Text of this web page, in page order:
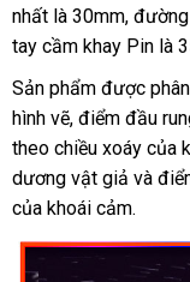
giá
nhất là 30mmmua
hàng
,
tay cầm khay Pin là
Sản phẩm amazon
được
hình vẽcung
cấp
, điểm đầu
theo chiều xoáy báo
giá
của
dương vật giả hướng
dẫn
và
của khoái cảm.